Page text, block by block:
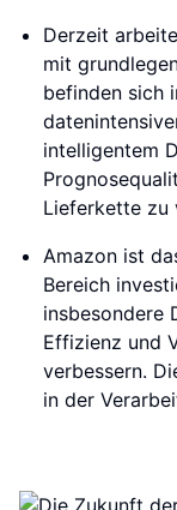
Derzeit
mit
befinden sich
intelligentem
Lieferkette zu
Amazon ist
Bereich
insbesondere
Effizienz und
verbessern.
in der